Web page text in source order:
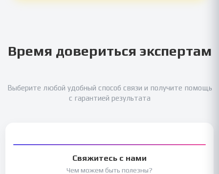
Время довериться экспертам
Выберите любой удобный способ связи и получите помощь
с гарантией результата
Свяжитесь с нами
Чем можем быть полезны?